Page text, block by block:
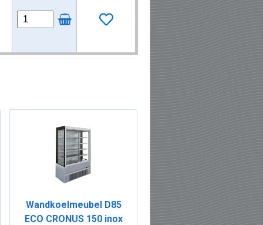
Wandkoelmeubel D85
ECO CRONUS 150 inox